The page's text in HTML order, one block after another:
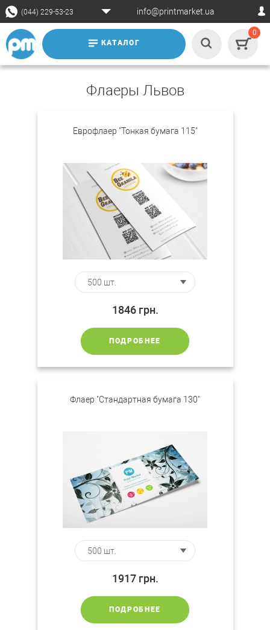
(044) 229-53-23 info@printmarket.ua
КАТАЛОГ
0
Флаеры Львов
Еврофлаер "Тонкая бумага 115"
1846 грн.
ПОДРОБНЕЕ
Флаер "Стандартная бумага 130"
1917 грн.
ПОДРОБНЕЕ